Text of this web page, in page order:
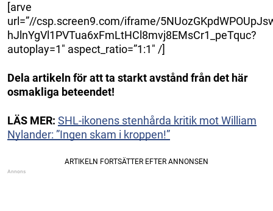
[arve
url=”//csp.screen9.com/iframe/
hJlnYgVl1PVTua6xFmLtHCl8mvj8EMsCr1_peTquc?
autoplay=1″ aspect_ratio=”1:1″ /]
Dela artikeln för att ta starkt avstånd från det här
osmakliga beteendet!
LÄS MER: SHL-ikonens stenhårda kritik mot William
Nylander: ”Ingen skam i kroppen!”